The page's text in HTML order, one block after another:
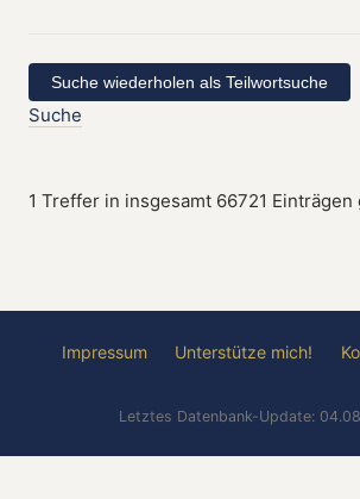
Suche
1 Treffer in insgesamt 66721 Einträgen
Impressum Unterstütze mich!
Letztes Datenbank-Update: